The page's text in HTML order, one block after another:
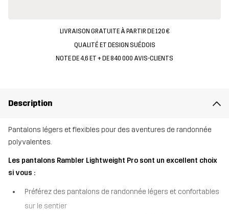
LIVRAISON GRATUITE À PARTIR DE 120 €
QUALITÉ ET DESIGN SUÉDOIS
NOTE DE 4,6 ET + DE 840 000 AVIS-CLIENTS
Description
Pantalons légers et flexibles pour des aventures de randonnée
polyvalentes.
Les pantalons Rambler Lightweight Pro sont un excellent choix
si vous :
Préférez des pantalons de randonnée légers et confortables
sur le sentier